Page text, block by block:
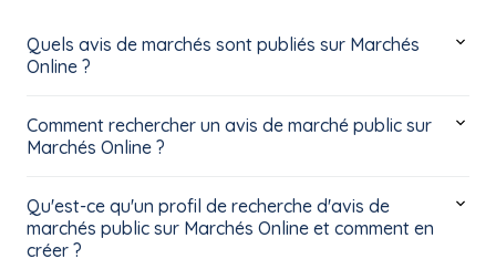
Quels avis de marchés sont publiés sur Marchés
Online ?
Comment rechercher un avis de marché public sur
Marchés Online ?
Qu'est-ce qu'un profil de recherche d'avis de
marchés public sur Marchés Online et comment en
créer ?